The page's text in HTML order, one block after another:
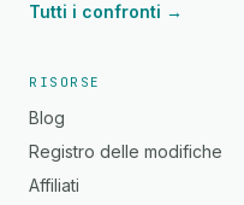
Tutti i confronti →
RISORSE
Blog
Registro delle modifiche
Affiliati